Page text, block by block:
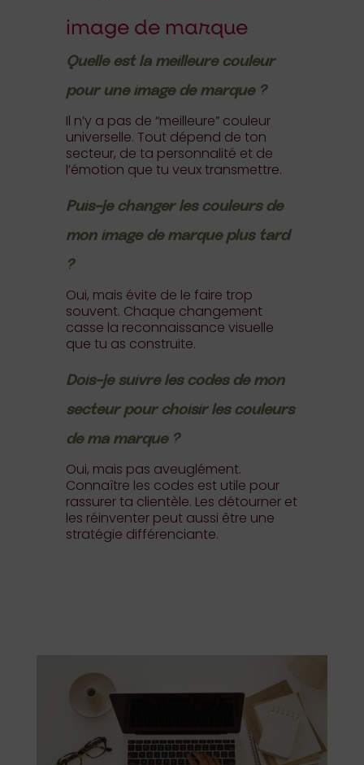
image de marque
Quelle est la meilleure couleur
pour une image de marque ?
Il n’y a pas de “meilleure” couleur
universelle. Tout dépend de ton
secteur, de ta personnalité et de
l’émotion que tu veux transmettre.
Puis-je changer les couleurs de
mon image de marque plus tard
?
Oui, mais évite de le faire trop
souvent. Chaque changement
casse la reconnaissance visuelle
que tu as construite.
Dois-je suivre les codes de mon
secteur pour choisir les couleurs
de ma marque ?
Oui, mais pas aveuglément.
Connaître les codes est utile pour
rassurer ta clientèle. Les détourner et
les réinventer peut aussi être une
stratégie différenciante.